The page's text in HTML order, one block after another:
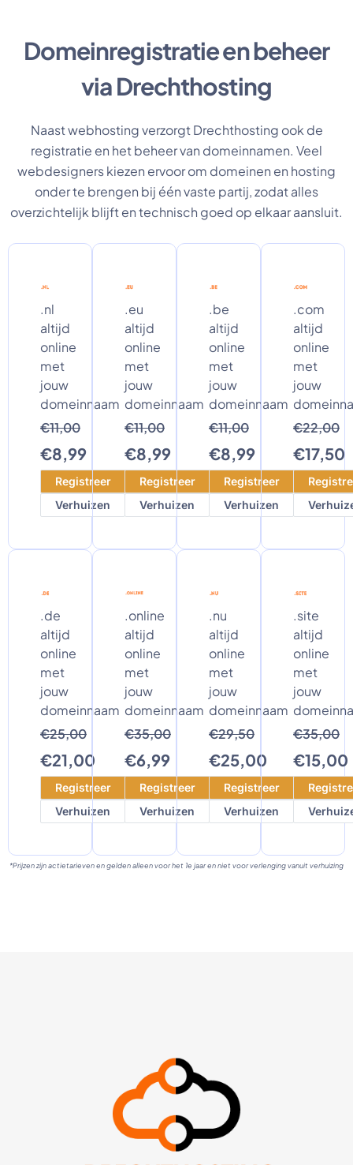
Domeinregistratie en beheer
via Drechthosting
Naast webhosting verzorgt Drechthosting ook de
registratie en het beheer van domeinnamen. Veel
webdesigners kiezen ervoor om domeinen en hosting
onder te brengen bij één vaste partij, zodat alles
overzichtelijk blijft en technisch goed op elkaar aansluit.
.nl
altijd
online
met
jouw
domeinnaam
€11,00
€8,99
Registreer
Verhuizen
.eu
altijd
online
met
jouw
domeinnaam
€11,00
€8,99
Registreer
Verhuizen
.be
altijd
online
met
jouw
domeinnaam
€11,00
€8,99
Registreer
Verhuizen
.com
altijd
online
met
jouw
€22,00
€17,50
.de
altijd
online
met
jouw
domeinnaam
€25,00
€21,00
Registreer
Verhuizen
.online
altijd
online
met
jouw
domeinnaam
€35,00
€6,99
Registreer
Verhuizen
.nu
altijd
online
met
jouw
domeinnaam
€29,50
€25,00
Registreer
Verhuizen
.site
altijd
online
met
jouw
€35,00
€15,00
*Prijzen zijn actietarieven en gelden alleen voor het 1e jaar en niet voor verlenging vanuit verhuizing